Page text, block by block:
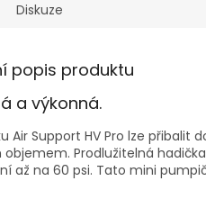
Diskuze
popis produktu
a výkonná.
Air Support HV Pro lze přibalit
Prodlužitelná
až na 60 psi. Tato mini